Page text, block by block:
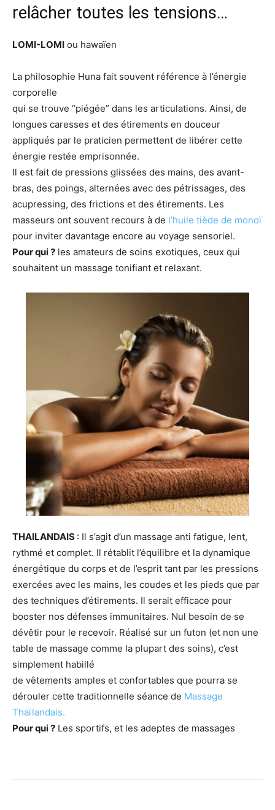
relâcher toutes les tensions…
LOMI-LOMI ou hawaïen
La philosophie Huna fait souvent référence à l’énergie
corporelle
qui se trouve “piégée” dans les articulations. Ainsi, de
longues caresses et des étirements en douceur
appliqués par le praticien permettent de libérer cette
énergie restée emprisonnée.
Il est fait de pressions glissées des mains, des avant-
bras, des poings, alternées avec des pétrissages, des
acupressing, des frictions et des étirements. Les
masseurs ont souvent recours à de l’huile tiède de monoï
pour inviter davantage encore au voyage sensoriel.
Pour qui ? les amateurs de soins exotiques, ceux qui
souhaitent un massage tonifiant et relaxant.
THAILANDAIS : Il s’agit d’un massage anti fatigue, lent,
rythmé et complet. Il rétablit l’équilibre et la dynamique
énergétique du corps et de l’esprit tant par les pressions
exercées avec les mains, les coudes et les pieds que par
des techniques d’étirements. Il serait efficace pour
booster nos défenses immunitaires. Nul besoin de se
dévêtir pour le recevoir. Réalisé sur un futon (et non une
table de massage comme la plupart des soins), c’est
simplement habillé
de vêtements amples et confortables que pourra se
dérouler cette traditionnelle séance de Massage
Thaïlandais.
Pour qui ? Les sportifs, et les adeptes de massages